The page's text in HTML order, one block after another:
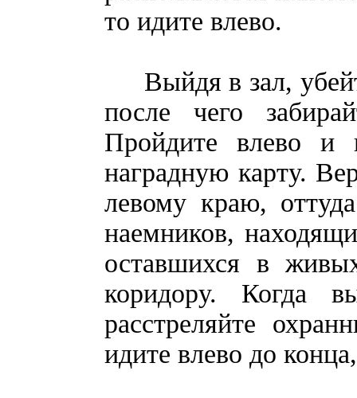
то идите влево.
Выйдя в зал,
после чего
Пройдите влево и
наградную карту.
левому краю,
наемников,
оставшихся в
коридору. Когда
расстреляйте
идите влево до